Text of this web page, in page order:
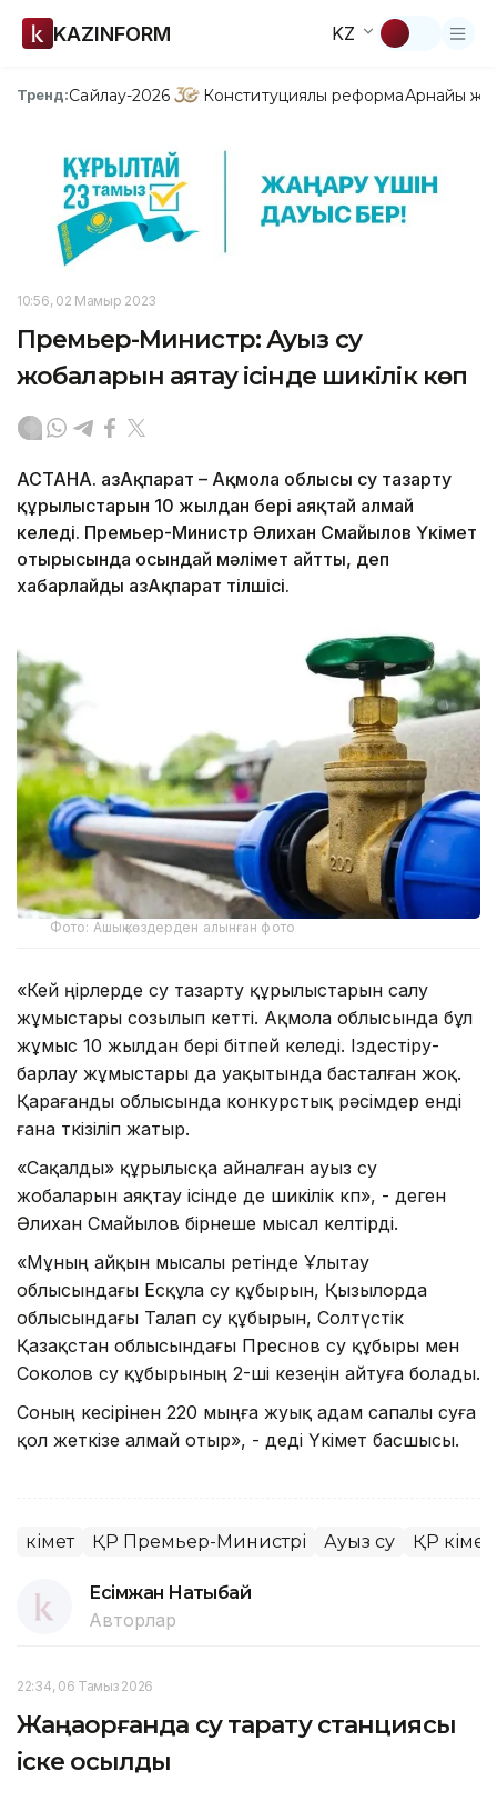
KAZINFORM KZ
Тренд:Сайлау-2026 Конституциялық реформаАрнайы
10:56, 02 Мамыр 2023
Премьер-Министр: Ауыз су
жобаларын аяқтау ісінде шикілік көп
АСТАНА. ҚазАқпарат – Ақмола облысы су тазарту
құрылыстарын 10 жылдан бері аяқтай алмай
келеді. Премьер-Министр Әлихан Смайылов Үкімет
отырысында осындай мәлімет айтты, деп
хабарлайды ҚазАқпарат тілшісі.
Фото: Ашық көздерден алынған фото
«Кей өңірлерде су тазарту құрылыстарын салу
жұмыстары созылып кетті. Ақмола облысында бұл
жұмыс 10 жылдан бері бітпей келеді. Іздестіру-
барлау жұмыстары да уақытында басталған жоқ.
Қарағанды облысында конкурстық рәсімдер енді
ғана өткізіліп жатыр.
«Сақалды» құрылысқа айналған ауыз су
жобаларын аяқтау ісінде де шикілік көп», - деген
Әлихан Смайылов бірнеше мысал келтірді.
«Мұның айқын мысалы ретінде Ұлытау
облысындағы Есқұла су құбырын, Қызылорда
облысындағы Талап су құбырын, Солтүстік
Қазақстан облысындағы Преснов су құбыры мен
Соколов су құбырының 2-ші кезеңін айтуға болады.
Соның кесірінен 220 мыңға жуық адам сапалы суға
қол жеткізе алмай отыр», - деді Үкімет басшысы.
Үкімет ҚР Премьер-Министрі Ауыз су ҚР Үкіметі
Есімжан Нақтыбай
Авторлар
22:34, 06 Тамыз 2026
Жаңақорғанда су тарату станциясы
іске қосылды